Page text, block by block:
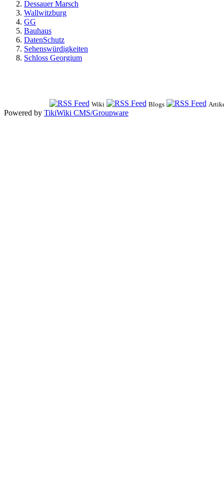
Dessauer Marsch
Wallwitzburg
GG
Bauhaus
DatenSchutz
Sehenswürdigkeiten
Schloss Georgium
Wiki Blogs
Powered by TikiWiki CMS/Groupware